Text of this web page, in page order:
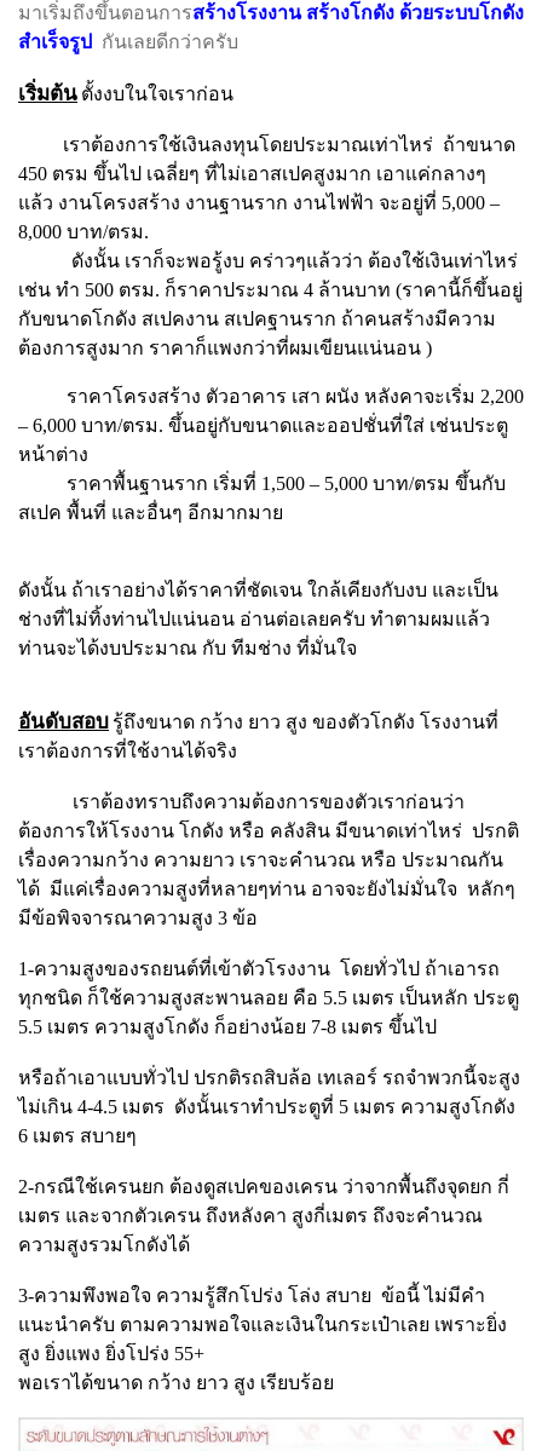
มาเริ่มถึงขึ้นตอนการสร้างโรงงาน สร้างโกดัง ด้วยระบบโกดัง
สำเร็จรูป
กันเลยดีกว่าครับ
เริ่มต้น ตั้งงบในใจเราก่อน
เราต้องการใช้เงินลงทุนโดยประมาณเท่าไหร่ ถ้าขนาด
450 ตรม ขึ้นไป เฉลี่ยๆ ที่ไม่เอาสเปคสูงมาก เอาแค่กลางๆ
แล้ว งานโครงสร้าง งานฐานราก งานไฟฟ้า จะอยู่ที่ 5,000 –
8,000 บาท/ตรม.
ดังนั้น เราก็จะพอรู้งบ คร่าวๆแล้วว่า ต้องใช้เงินเท่าไหร่
เช่น ทำ 500 ตรม. ก็ราคาประมาณ 4 ล้านบาท (ราคานี้ก็ขึ้นอยู่
กับขนาดโกดัง สเปคงาน สเปคฐานราก ถ้าคนสร้างมีความ
ต้องการสูงมาก ราคาก็แพงกว่าที่ผมเขียนแน่นอน )
ราคาโครงสร้าง ตัวอาคาร เสา ผนัง หลังคาจะเริ่ม 2,200
– 6,000 บาท/ตรม. ขึ้นอยู่กับขนาดและออปชั่นที่ใส่ เช่นประตู
หน้าต่าง
ราคาพื้นฐานราก เริ่มที่ 1,500 – 5,000 บาท/ตรม ขึ้นกับ
สเปค พื้นที่ และอื่นๆ อีกมากมาย
ดังนั้น ถ้าเราอย่างได้ราคาที่ชัดเจน ใกล้เคียงกับงบ และเป็น
ช่างที่ไม่ทิ้งท่านไปแน่นอน อ่านต่อเลยครับ ทำตามผมแล้ว
ท่านจะได้งบประมาณ กับ ทีมช่าง ที่มั่นใจ
อันดับสอบ รู้ถึงขนาด กว้าง ยาว สูง ของตัวโกดัง โรงงานที่
เราต้องการที่ใช้งานได้จริง
เราต้องทราบถึงความต้องการของตัวเราก่อนว่า
ต้องการให้โรงงาน โกดัง หรือ คลังสิน มีขนาดเท่าไหร่ ปรกติ
เรื่องความกว้าง ความยาว เราจะคำนวณ หรือ ประมาณกัน
ได้ มีแค่เรื่องความสูงที่หลายๆท่าน อาจจะยังไม่มั่นใจ หลักๆ
มีข้อพิจจารณาความสูง 3 ข้อ
1-ความสูงของรถยนต์ที่เข้าตัวโรงงาน โดยทั่วไป ถ้าเอารถ
ทุกชนิด ก็ใช้ความสูงสะพานลอย คือ 5.5 เมตร เป็นหลัก ประตู
5.5 เมตร ความสูงโกดัง ก็อย่างน้อย 7-8 เมตร ขึ้นไป
หรือถ้าเอาแบบทั่วไป ปรกติรถสิบล้อ เทเลอร์ รถจำพวกนี้จะสูง
ไม่เกิน 4-4.5 เมตร ดังนั้นเราทำประตูที่ 5 เมตร ความสูงโกดัง
6 เมตร สบายๆ
2-กรณีใช้เครนยก ต้องดูสเปคของเครน ว่าจากพื้นถึงจุดยก กี่
เมตร และจากตัวเครน ถึงหลังคา สูงกี่เมตร ถึงจะคำนวณ
ความสูงรวมโกดังได้
3-ความพึงพอใจ ความรู้สึกโปร่ง โล่ง สบาย ข้อนี้ ไม่มีคำ
แนะนำครับ ตามความพอใจและเงินในกระเป๋าเลย เพราะยิ่ง
สูง ยิ่งแพง ยิ่งโปร่ง 55+
พอเราได้ขนาด กว้าง ยาว สูง เรียบร้อย